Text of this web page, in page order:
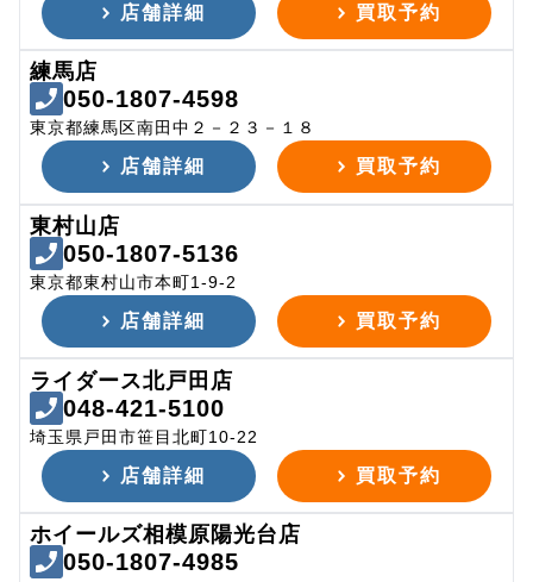
店舗詳細 買取予約
練馬店
050-1807-4598
東京都練馬区南田中２－２３－１８
店舗詳細 買取予約
東村山店
050-1807-5136
東京都東村山市本町1-9-2
店舗詳細 買取予約
ライダース北戸田店
048-421-5100
埼玉県戸田市笹目北町10-22
店舗詳細 買取予約
ホイールズ相模原陽光台店
050-1807-4985